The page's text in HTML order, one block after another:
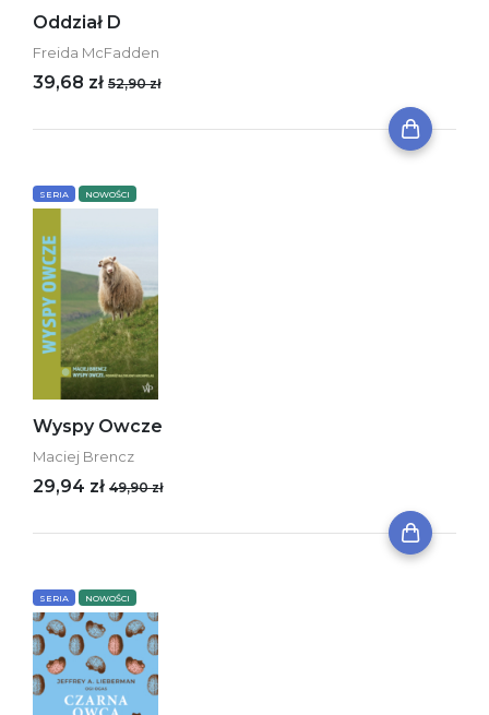
Oddział D
Freida McFadden
39,68 zł 52,90 zł
SERIA NOWOŚCI
Wyspy Owcze
Maciej Brencz
29,94 zł 49,90 zł
SERIA NOWOŚCI